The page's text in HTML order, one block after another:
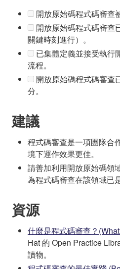
開放原始碼程式碼審查
開放原始碼程式碼審查
關鍵時刻進行）。
已集體定義並接受執行
流程。
開放原始碼程式碼審查
分。
建議
程式碼審查是一項團隊合
境下運作效果更佳。
請善加利用開放原始碼領
為程式碼審查在該領域已
資源
什麼是程式碼審查？
Hat 的 Open Practice
讀物。